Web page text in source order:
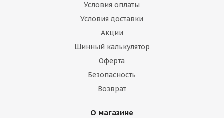
Условия оплаты
Условия доставки
Акции
Шинный калькулятор
Оферта
Безопасность
Возврат
О магазине